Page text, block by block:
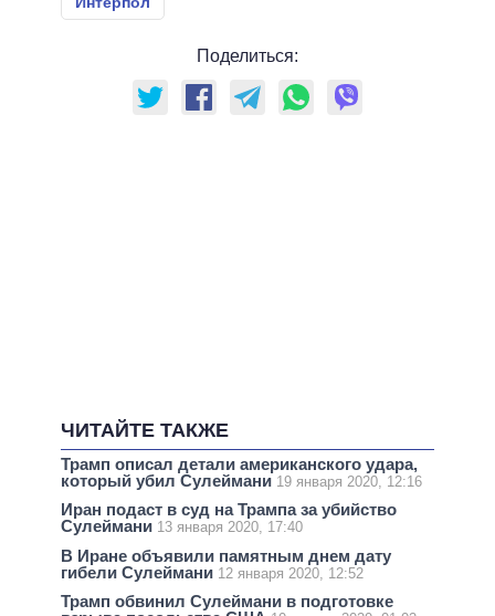
Поделиться:
ЧИТАЙТЕ ТАКЖЕ
Трамп описал детали американского удара,
который убил Сулеймани 19 января 2020, 12:16
Иран подаст в суд на Трампа за убийство
Сулеймани 13 января 2020, 17:40
В Иране объявили памятным днем дату
гибели Сулеймани 12 января 2020, 12:52
Трамп обвинил Сулеймани в подготовке